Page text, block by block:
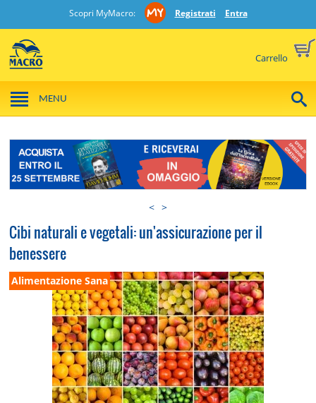
Scopri MyMacro: Registrati Entra
Carrello
MENU
< >
Cibi naturali e vegetali: un'assicurazione per il
benessere
Alimentazione Sana